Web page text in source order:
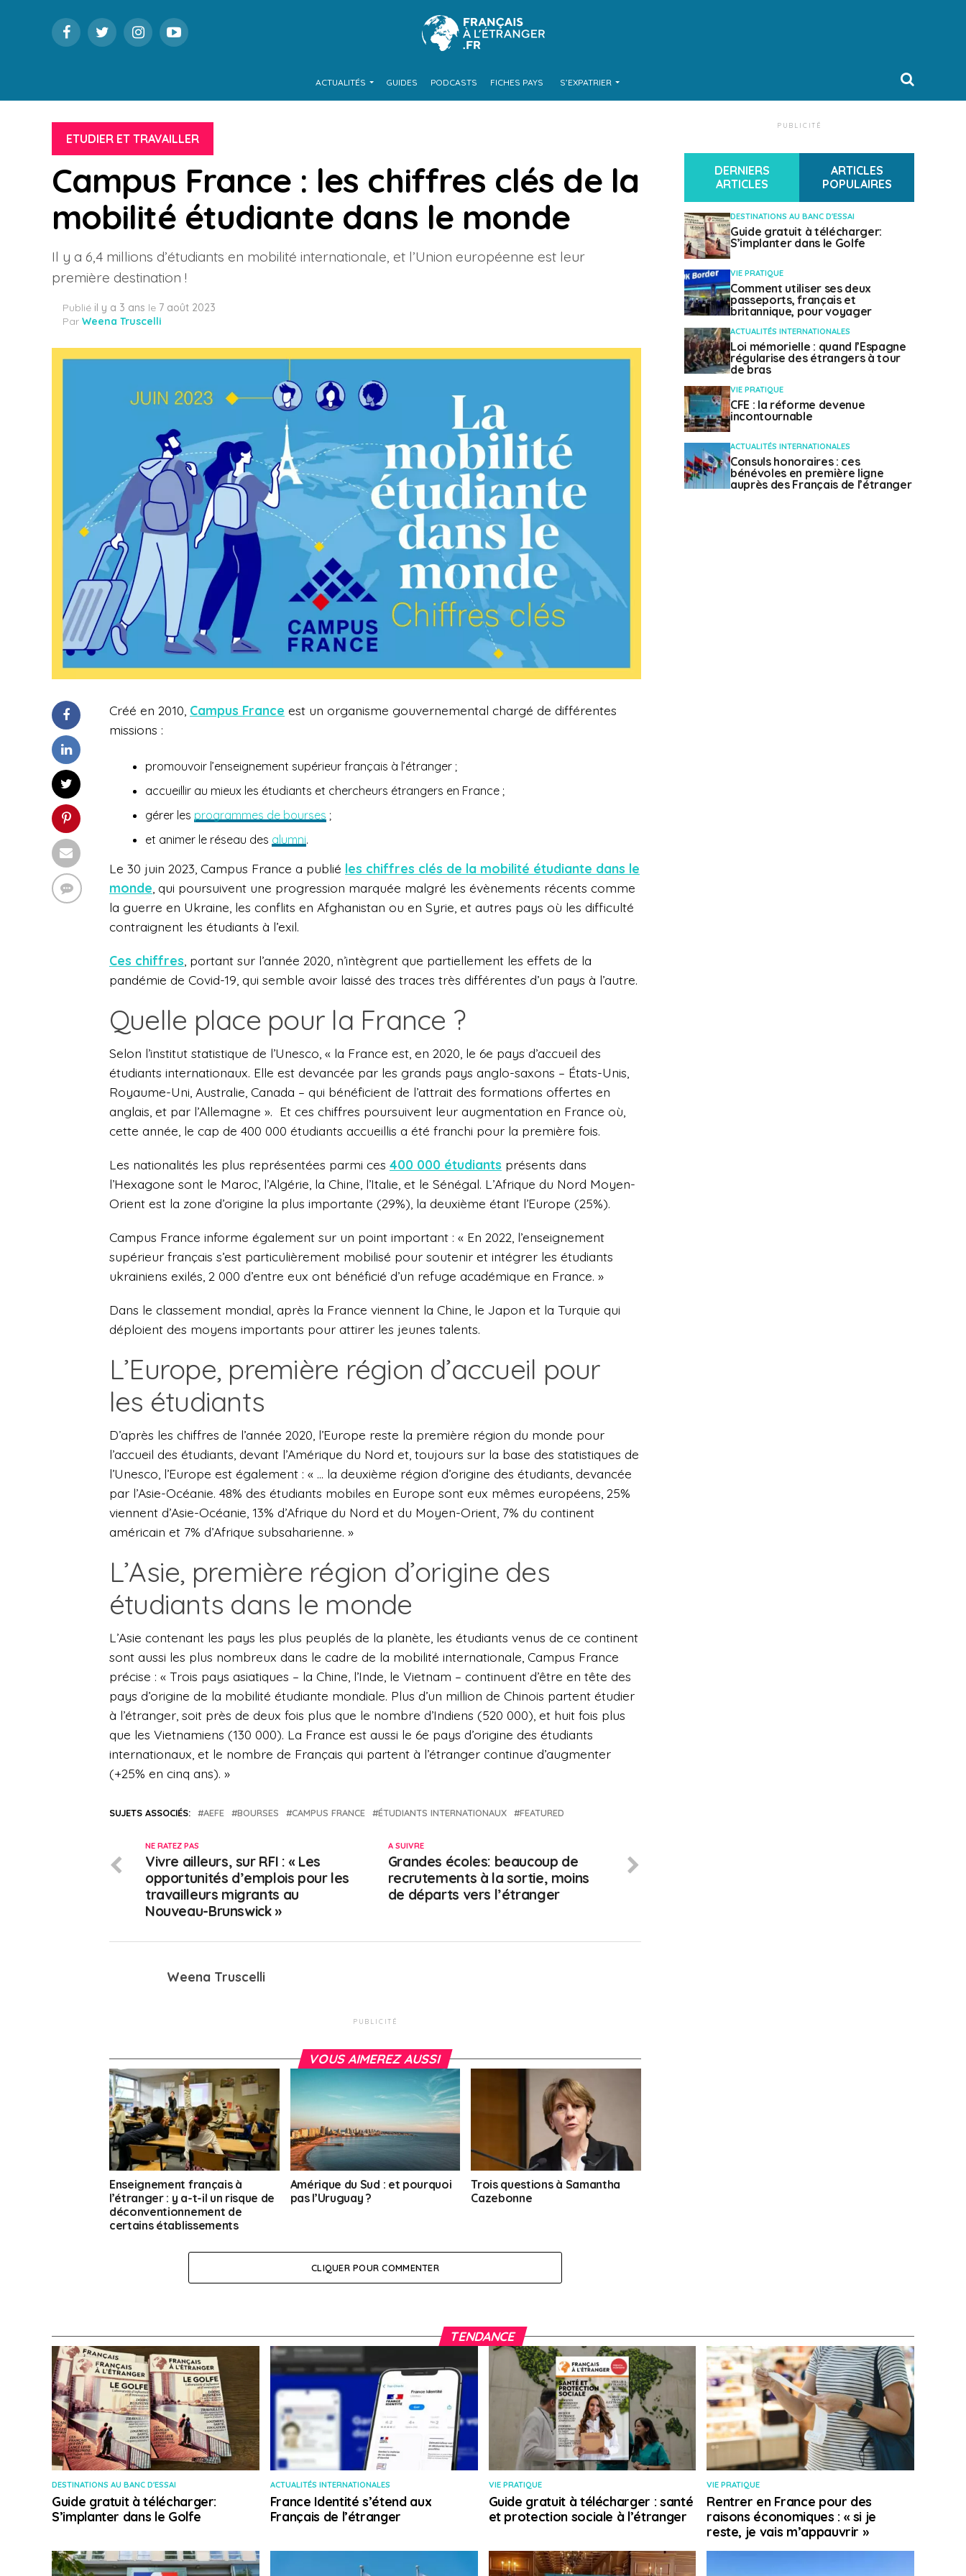
ACTUALITÉS GUIDES PODCASTS FICHES PAYS S’EXPATRIER
ETUDIER ET TRAVAILLER
Campus France : les chiffres clés de la
mobilité étudiante dans le monde
Il y a 6,4 millions d’étudiants en mobilité internationale, et l’Union européenne est leur
première destination !
Publié il y a 3 ans le 7 août 2023
Par Weena Truscelli
Créé en 2010, Campus France est un organisme gouvernemental chargé de différentes
missions :
promouvoir l’enseignement supérieur français à l’étranger ;
accueillir au mieux les étudiants et chercheurs étrangers en France ;
gérer les programmes de bourses ;
et animer le réseau des alumni.
Le 30 juin 2023, Campus France a publié les chiffres clés de la mobilité étudiante dans le
monde , qui poursuivent une progression marquée malgré les évènements récents comme
la guerre en Ukraine, les conflits en Afghanistan ou en Syrie, et autres pays où les difficulté
contraignent les étudiants à l’exil.
Ces chiffres , portant sur l’année 2020, n’intègrent que partiellement les effets de la
pandémie de Covid-19, qui semble avoir laissé des traces très différentes d’un pays à l’autre.
Quelle place pour la France ?
Selon l’institut statistique de l’Unesco, « la France est, en 2020, le 6e pays d’accueil des
étudiants internationaux. Elle est devancée par les grands pays anglo-saxons – États-Unis,
Royaume-Uni, Australie, Canada – qui bénéficient de l’attrait des formations offertes en
anglais, et par l’Allemagne ». Et ces chiffres poursuivent leur augmentation en France où,
cette année, le cap de 400 000 étudiants accueillis a été franchi pour la première fois.
Les nationalités les plus représentées parmi ces 400 000 étudiants présents dans
l’Hexagone sont le Maroc, l’Algérie, la Chine, l’Italie, et le Sénégal. L’Afrique du Nord Moyen-
Orient est la zone d’origine la plus importante (29%), la deuxième étant l’Europe (25%).
Campus France informe également sur un point important : « En 2022, l’enseignement
supérieur français s’est particulièrement mobilisé pour soutenir et intégrer les étudiants
ukrainiens exilés, 2 000 d’entre eux ont bénéficié d’un refuge académique en France. »
Dans le classement mondial, après la France viennent la Chine, le Japon et la Turquie qui
déploient des moyens importants pour attirer les jeunes talents.
L’Europe, première région d’accueil pour
les étudiants
D’après les chiffres de l’année 2020, l’Europe reste la première région du monde pour
l’accueil des étudiants, devant l’Amérique du Nord et, toujours sur la base des statistiques de
l’Unesco, l’Europe est également : « … la deuxième région d’origine des étudiants, devancée
par l’Asie-Océanie. 48% des étudiants mobiles en Europe sont eux mêmes européens, 25%
viennent d’Asie-Océanie, 13% d’Afrique du Nord et du Moyen-Orient, 7% du continent
américain et 7% d’Afrique subsaharienne. »
L’Asie, première région d’origine des
étudiants dans le monde
L’Asie contenant les pays les plus peuplés de la planète, les étudiants venus de ce continent
sont aussi les plus nombreux dans le cadre de la mobilité internationale, Campus France
précise : « Trois pays asiatiques – la Chine, l’Inde, le Vietnam – continuent d’être en tête des
pays d’origine de la mobilité étudiante mondiale. Plus d’un million de Chinois partent étudier
à l’étranger, soit près de deux fois plus que le nombre d’Indiens (520 000), et huit fois plus
que les Vietnamiens (130 000). La France est aussi le 6e pays d’origine des étudiants
internationaux, et le nombre de Français qui partent à l’étranger continue d’augmenter
(+25% en cinq ans). »
SUJETS ASSOCIÉS: AEFE BOURSES CAMPUS FRANCE ÉTUDIANTS INTERNATIONAUX FEATURED
A SUIVRE
Grandes écoles: beaucoup de
recrutements à la sortie, moins
de départs vers l’étranger
NE RATEZ PAS
Vivre ailleurs, sur RFI : « Les
opportunités d’emplois pour les
travailleurs migrants au
Nouveau-Brunswick »
Weena Truscelli
PUBLICITÉ
VOUS AIMEREZ AUSSI
Enseignement français à
l’étranger : y a-t-il un risque de
déconventionnement de
certains établissements
Amérique du Sud : et pourquoi
pas l’Uruguay ?
Trois questions à Samantha
Cazebonne
CLIQUER POUR COMMENTER
PUBLICITÉ
DERNIERS
ARTICLES
ARTICLES
POPULAIRES
DESTINATIONS AU BANC D'ESSAI
Guide gratuit à télécharger:
S’implanter dans le Golfe
VIE PRATIQUE
Comment utiliser ses deux
passeports, français et
britannique, pour voyager
ACTUALITÉS INTERNATIONALES
Loi mémorielle : quand l’Espagne
régularise des étrangers à tour
de bras
VIE PRATIQUE
CFE : la réforme devenue
incontournable
ACTUALITÉS INTERNATIONALES
Consuls honoraires : ces
bénévoles en première ligne
auprès des Français de l’étranger
TENDANCE
DESTINATIONS AU BANC D'ESSAI
Guide gratuit à télécharger:
S’implanter dans le Golfe
ACTUALITÉS INTERNATIONALES
France Identité s’étend aux
Français de l’étranger
VIE PRATIQUE
Guide gratuit à télécharger : santé
et protection sociale à l’étranger
VIE PRATIQUE
Rentrer en France pour des
raisons économiques : « si je
reste, je vais m’appauvrir »